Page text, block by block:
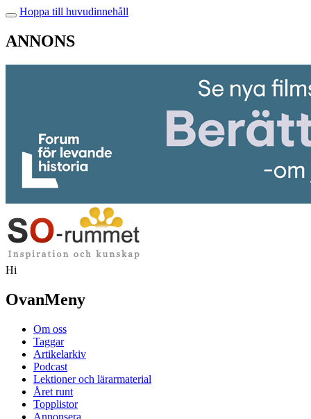
Hoppa till huvudinnehåll
ANNONS
Hi
OvanMeny
Om oss
Taggar
Artikelarkiv
Podcast
Lektioner och lärarmaterial
Året runt
Topplistor
Annonsera